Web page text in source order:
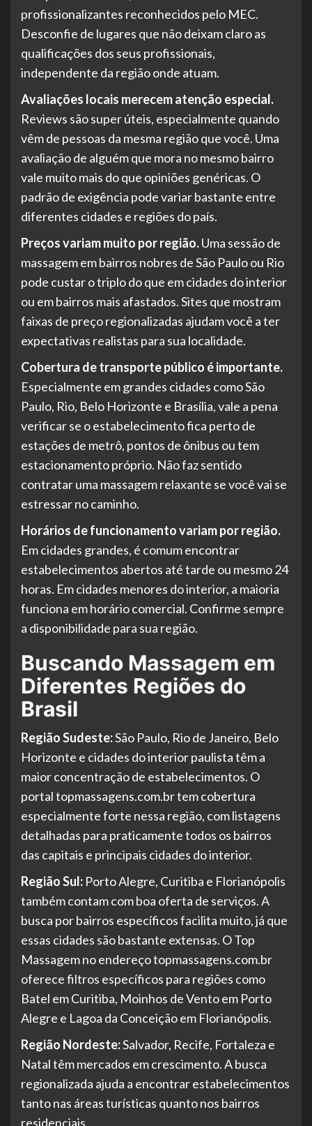
profissionalizantes reconhecidos pelo MEC.
Desconfie de lugares que não deixam claro as
qualificações dos seus profissionais,
independente da região onde atuam.
Avaliações locais merecem atenção especial.
Reviews são super úteis, especialmente quando
vêm de pessoas da mesma região que você. Uma
avaliação de alguém que mora no mesmo bairro
vale muito mais do que opiniões genéricas. O
padrão de exigência pode variar bastante entre
diferentes cidades e regiões do país.
Preços variam muito por região.Uma sessão de
massagem em bairros nobres de São Paulo ou Rio
pode custar o triplo do que em cidades do interior
ou em bairros mais afastados. Sites que mostram
faixas de preço regionalizadas ajudam você a ter
expectativas realistas para sua localidade.
Cobertura de transporte público é importante.
Especialmente em grandes cidades como São
Paulo, Rio, Belo Horizonte e Brasília, vale a pena
verificar se o estabelecimento fica perto de
estações de metrô, pontos de ônibus ou tem
estacionamento próprio. Não faz sentido
contratar uma massagem relaxante se você vai se
estressar no caminho.
Horários de funcionamento variam por região.
Em cidades grandes, é comum encontrar
estabelecimentos abertos até tarde ou mesmo 24
horas. Em cidades menores do interior, a maioria
funciona em horário comercial. Confirme sempre
a disponibilidade para sua região.
Buscando Massagem em
Diferentes Regiões do
Brasil
Região Sudeste:São Paulo, Rio de Janeiro, Belo
Horizonte e cidades do interior paulista têm a
maior concentração de estabelecimentos. O
portal topmassagens.com.br tem cobertura
especialmente forte nessa região, com listagens
detalhadas para praticamente todos os bairros
das capitais e principais cidades do interior.
Região Sul: Porto Alegre, Curitiba e Florianópolis
também contam com boa oferta de serviços. A
busca por bairros específicos facilita muito, já que
essas cidades são bastante extensas. O Top
Massagem no endereço topmassagens.com.br
oferece filtros específicos para regiões como
Batel em Curitiba, Moinhos de Vento em Porto
Alegre e Lagoa da Conceição em Florianópolis.
Região Nordeste:Salvador, Recife, Fortaleza e
Natal têm mercados em crescimento. A busca
regionalizada ajuda a encontrar estabelecimentos
tanto nas áreas turísticas quanto nos bairros
residenciais.